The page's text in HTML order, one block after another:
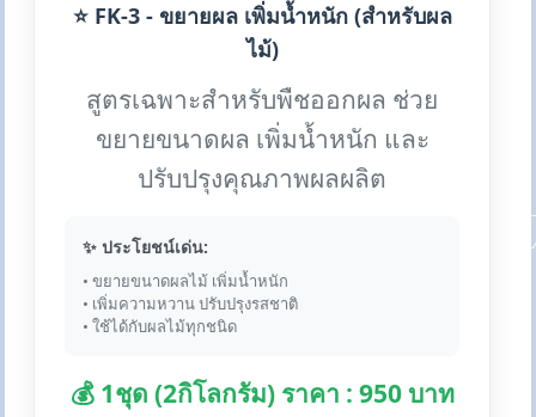
⭐ FK-3 - ขยายผล เพิ่มน้ำหนัก (สำหรับผล
ไม้)
สูตรเฉพาะสำหรับพืชออกผล ช่วย
ขยายขนาดผล เพิ่มน้ำหนัก และ
ปรับปรุงคุณภาพผลผลิต
✨ ประโยชน์เด่น:
• ขยายขนาดผลไม้ เพิ่มน้ำหนัก
• เพิ่มความหวาน ปรับปรุงรสชาติ
• ใช้ได้กับผลไม้ทุกชนิด
💰 1ชุด (2กิโลกรัม) ราคา : 950 บาท